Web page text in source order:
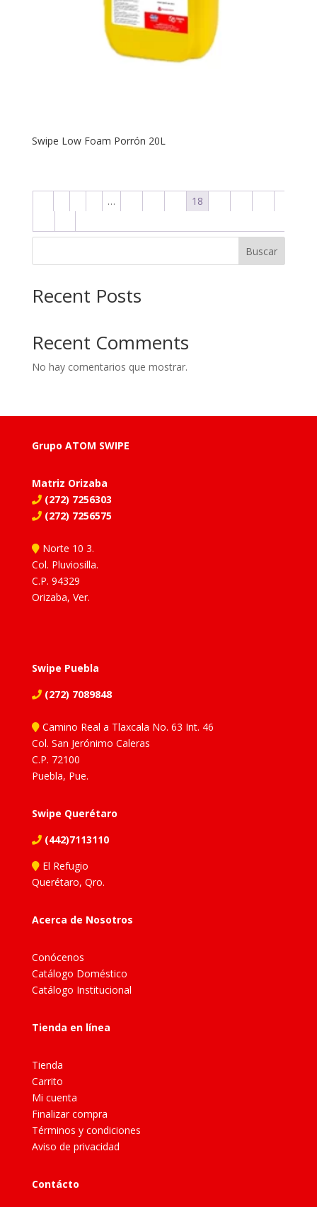
Swipe Low Foam Porrón 20L
… 18
Buscar
Recent Posts
Recent Comments
No hay comentarios que mostrar.
Grupo ATOM SWIPE
Matriz Orizaba
(272) 7256303
(272) 7256575
Norte 10 3.
Col. Pluviosilla.
C.P. 94329
Orizaba, Ver.
Swipe Puebla
(272) 7089848
Camino Real a Tlaxcala No. 63 Int. 46
Col. San Jerónimo Caleras
C.P. 72100
Puebla, Pue.
Swipe Querétaro
(442)7113110
El Refugio
Querétaro, Qro.
Acerca de Nosotros
Conócenos
Catálogo Doméstico
Catálogo Institucional
Tienda en línea
Tienda
Carrito
Mi cuenta
Finalizar compra
Términos y condiciones
Aviso de privacidad
Contácto